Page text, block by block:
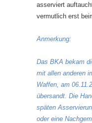
asserviert
vermutlich erst
Anmerkung:
Das BKA bekam
mit allen anderen
Waffen, am
übersandt. Die
späten
oder eine